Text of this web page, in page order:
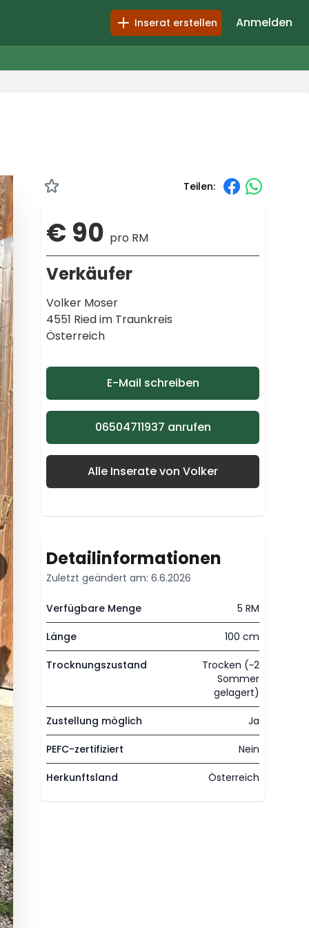
Inserat erstellen Anmelden
Teilen:
€ 90 pro RM
Verkäufer
Volker Moser
4551 Ried im Traunkreis
Österreich
E-Mail schreiben
06504711937 anrufen
Alle Inserate von Volker
Detailinformationen
Zuletzt geändert am: 6.6.2026
Verfügbare Menge 5 RM
Länge 100 cm
Trocknungszustand
Trocken (~2
Sommer
gelagert)
Zustellung möglich Ja
PEFC-zertifiziert Nein
Herkunftsland Österreich